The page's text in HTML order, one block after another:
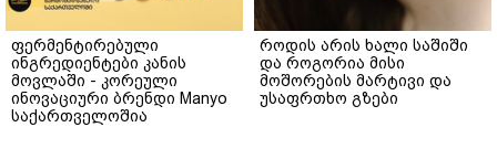
ფერმენტირებული
ინგრედიენტები კანის
მოვლაში - კორეული
ინოვაციური ბრენდი Manyo
საქართველოშია
როდის არის ხალი საშიში
და როგორია მისი
მოშორების მარტივი და
უსაფრთხო გზები